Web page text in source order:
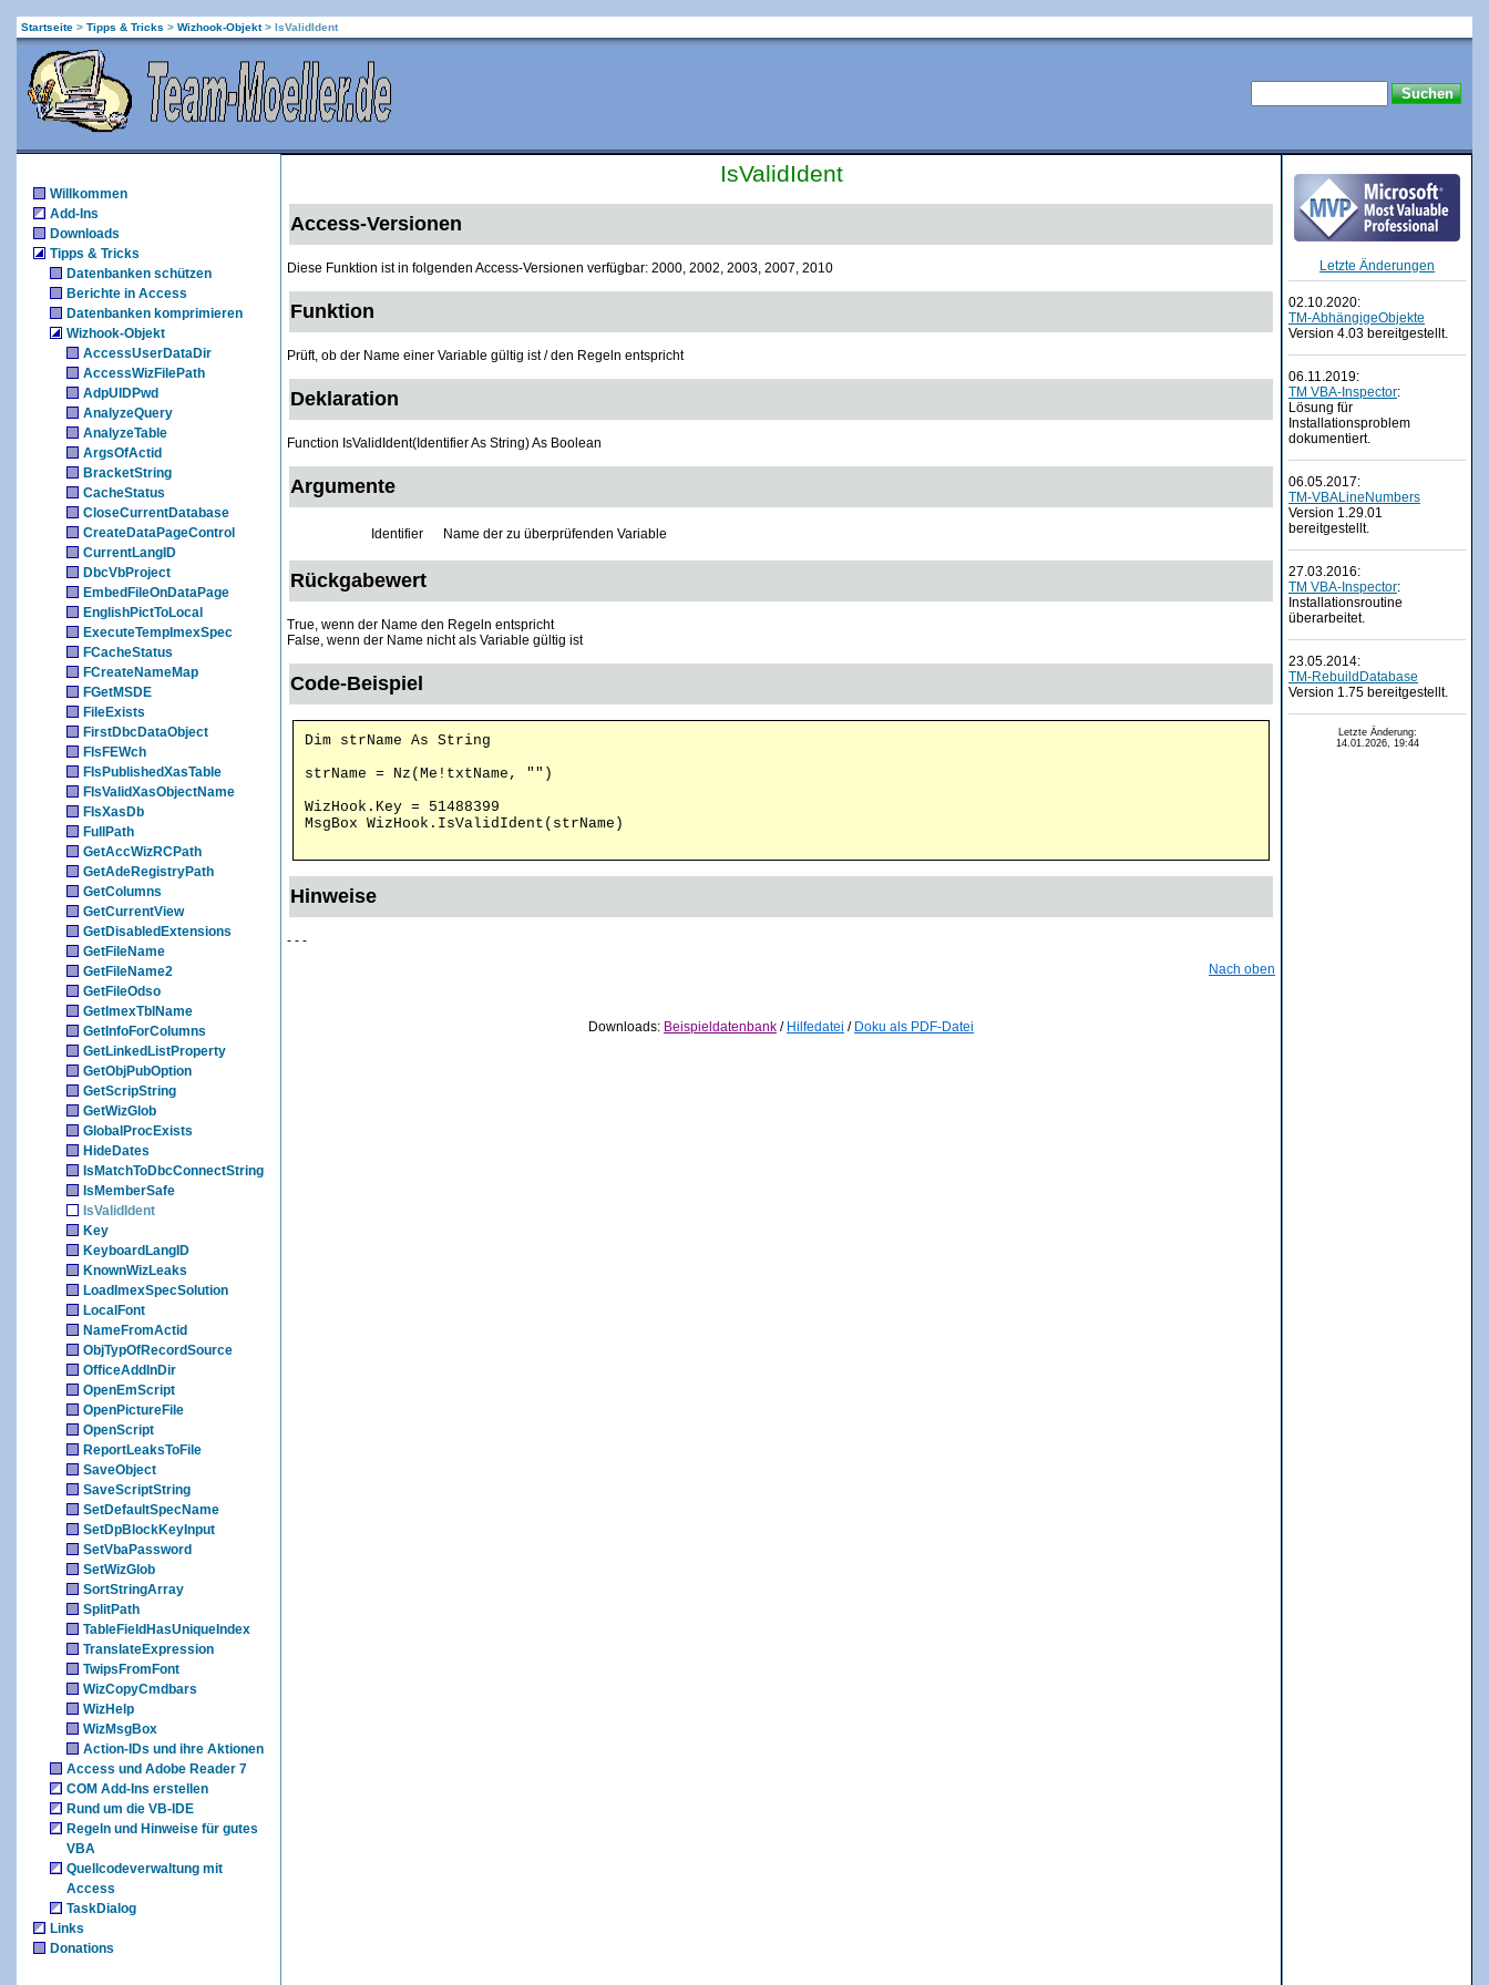
Startseite > Tipps & Tricks > Wizhook-Objekt> IsValidIdent
Willkommen
Add-Ins
Downloads
Tipps & Tricks
Datenbanken schützen
Berichte in Access
Datenbanken komprimieren
Wizhook-Objekt
AccessUserDataDir
AccessWizFilePath
AdpUIDPwd
AnalyzeQuery
AnalyzeTable
ArgsOfActid
BracketString
CacheStatus
CloseCurrentDatabase
CreateDataPageControl
CurrentLangID
DbcVbProject
EmbedFileOnDataPage
EnglishPictToLocal
ExecuteTempImexSpec
FCacheStatus
FCreateNameMap
FGetMSDE
FileExists
FirstDbcDataObject
FIsFEWch
FIsPublishedXasTable
FIsValidXasObjectName
FIsXasDb
FullPath
GetAccWizRCPath
GetAdeRegistryPath
GetColumns
GetCurrentView
GetDisabledExtensions
GetFileName
GetFileName2
GetFileOdso
GetImexTblName
GetInfoForColumns
GetLinkedListProperty
GetObjPubOption
GetScripString
GetWizGlob
GlobalProcExists
HideDates
IsMatchToDbcConnectString
IsMemberSafe
IsValidIdent
Key
KeyboardLangID
KnownWizLeaks
LoadImexSpecSolution
LocalFont
NameFromActid
ObjTypOfRecordSource
OfficeAddInDir
OpenEmScript
OpenPictureFile
OpenScript
ReportLeaksToFile
SaveObject
SaveScriptString
SetDefaultSpecName
SetDpBlockKeyInput
SetVbaPassword
SetWizGlob
SortStringArray
SplitPath
TableFieldHasUniqueIndex
TranslateExpression
TwipsFromFont
WizCopyCmdbars
WizHelp
WizMsgBox
Action-IDs und ihre Aktionen
Access und Adobe Reader 7
COM Add-Ins erstellen
Rund um die VB-IDE
Regeln und Hinweise für gutes
VBA
Quellcodeverwaltung mit
Access
TaskDialog
Links
Donations
IsValidIdent
Access-Versionen
Diese Funktion ist in folgenden Access-Versionen verfügbar: 2000, 2002, 2003, 2007, 2010
Funktion
Prüft, ob der Name einer Variable gültig ist / den Regeln entspricht
Deklaration
Function IsValidIdent(Identifier As String) As Boolean
Argumente
Identifier Name der zu überprüfenden Variable
Rückgabewert
True, wenn der Name den Regeln entspricht
False, wenn der Name nicht als Variable gültig ist
Code-Beispiel
Dim strName As String
strName = Nz(Me!txtName, "")
WizHook.Key = 51488399
MsgBox WizHook.IsValidIdent(strName)
Hinweise
- - -
Nach oben
Downloads: Beispieldatenbank / Hilfedatei / Doku als PDF-Datei
Letzte Änderungen
02.10.2020:
TM-AbhängigeObjekte
Version 4.03 bereitgestellt.
06.11.2019:
TM VBA-Inspector:
Lösung für
Installationsproblem
dokumentiert.
06.05.2017:
TM-VBALineNumbers
Version 1.29.01
bereitgestellt.
27.03.2016:
TM VBA-Inspector:
Installationsroutine
überarbeitet.
23.05.2014:
TM-RebuildDatabase
Version 1.75 bereitgestellt.
Letzte Änderung:
14.01.2026, 19:44